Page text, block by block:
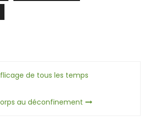
de tous les temps
au déconfinement